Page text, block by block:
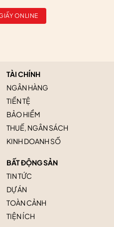
ONLINE
TÀI CHÍNH
NGÂN HÀNG
TIỀN TỆ
BẢO HIỂM
THUẾ, NGÂN SÁCH
KINH DOANH SỐ
BẤT ĐỘNG SẢN
TIN TỨC
DỰ ÁN
TOÀN CẢNH
TIỆN ÍCH